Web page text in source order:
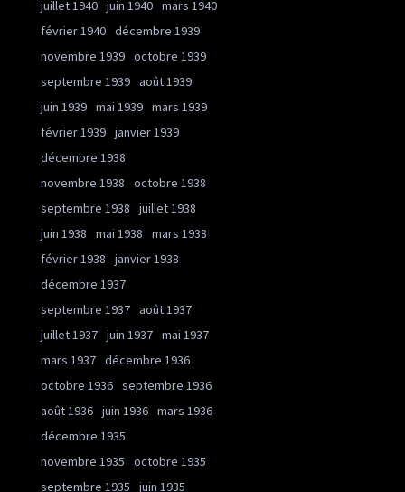
juillet 1940 juin 1940 mars 1940
février 1940 décembre 1939
novembre 1939 octobre 1939
septembre 1939 août 1939
juin 1939 mai 1939 mars 1939
février 1939 janvier 1939
décembre 1938
novembre 1938
octobre 1938
septembre 1938
juillet 1938
juin 1938
mai 1938
mars 1938
février 1938
janvier 1938
décembre 1937
septembre 1937 août 1937
juillet 1937 juin 1937 mai 1937
mars 1937 décembre 1936
octobre 1936 septembre 1936
août 1936 juin 1936 mars 1936
décembre 1935
novembre 1935
octobre 1935
septembre 1935
juin 1935